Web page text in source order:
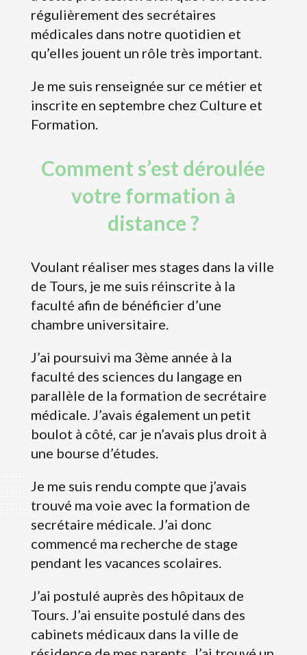
régulièrement des secrétaires
médicales dans notre quotidien et
qu’elles jouent un rôle très important.
Je me suis renseignée sur ce métier et
inscrite en septembre chez Culture et
Formation.
Comment s’est déroulée
votre formation à
distance ?
Voulant réaliser mes stages dans la ville
de Tours, je me suis réinscrite à la
faculté afin de bénéficier d’une
chambre universitaire.
J’ai poursuivi ma 3ème année à la
faculté des sciences du langage en
parallèle de la formation de secrétaire
médicale. J’avais également un petit
boulot à côté, car je n’avais plus droit à
une bourse d’études.
Je me suis rendu compte que j’avais
trouvé ma voie avec la formation de
secrétaire médicale. J’ai donc
commencé ma recherche de stage
pendant les vacances scolaires.
J’ai postulé auprès des hôpitaux de
Tours. J’ai ensuite postulé dans des
cabinets médicaux dans la ville de